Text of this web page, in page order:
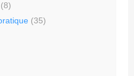
(8)
(35)